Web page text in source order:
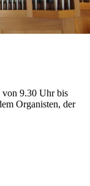
von 9.30 Uhr bis
Organisten, der